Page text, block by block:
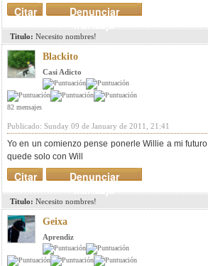
Denunciar
mensaje
Citar
Titulo: Necesito nombres!
Blackito
Casi Adicto
82 mensajes
Publicado: Sunday 09 de January de 2011, 21:41
Yo en un comienzo pense ponerle Willie a mi futuro
quede solo con Will
Denunciar
mensaje
Citar
Titulo: Necesito nombres!
Geixa
Aprendiz